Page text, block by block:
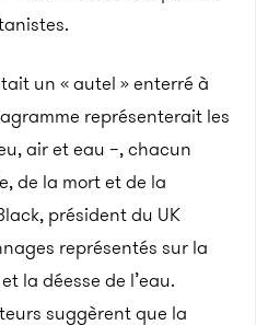
un « autel » enterré à
représenterait les
air et eau –, chacun
de la mort et de la
président du UK
représentés sur la
la déesse de l’eau.
suggèrent que la